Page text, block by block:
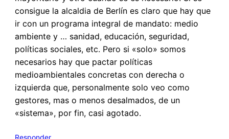
consigue la alcaldia de Berlín es claro que hay que
ir con un programa integral de mandato: medio
ambiente y … sanidad, educación, seguridad,
políticas sociales, etc. Pero si «solo» somos
necesarios hay que pactar políticas
medioambientales concretas con derecha o
izquierda que, personalmente solo veo como
gestores, mas o menos desalmados, de un
«sistema», por fin, casi agotado.